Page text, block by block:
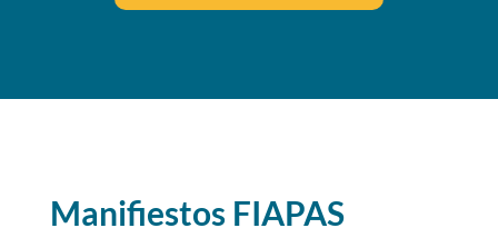
Manifiestos FIAPAS